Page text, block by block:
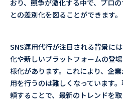
おり、競争が激化する中で、プロ
との差別化を図ることができます。
SNS運用代行が注目される背景に
化や新しいプラットフォームの登
様化があります。これにより、企
用を行うのは難しくなっています
頼することで、最新のトレンドを